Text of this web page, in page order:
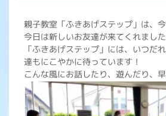
親子教室「ふきあげステップ」は、今
今日は新しいお友達が来てくれまし
「ふきあげステップ」には、いつだ
達もにこやかに待っています！
こんな風にお話したり、遊んだり、